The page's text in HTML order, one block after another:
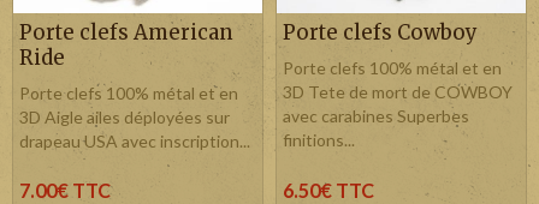
Porte clefs American
Ride
Porte clefs 100% métal et en
3D Aigle ailes déployées sur
drapeau USA avec inscription...
7.00€ TTC
Porte clefs Cowboy
Porte clefs 100% métal et en
3D Tete de mort de COWBOY
avec carabines Superbes
finitions...
6.50€ TTC